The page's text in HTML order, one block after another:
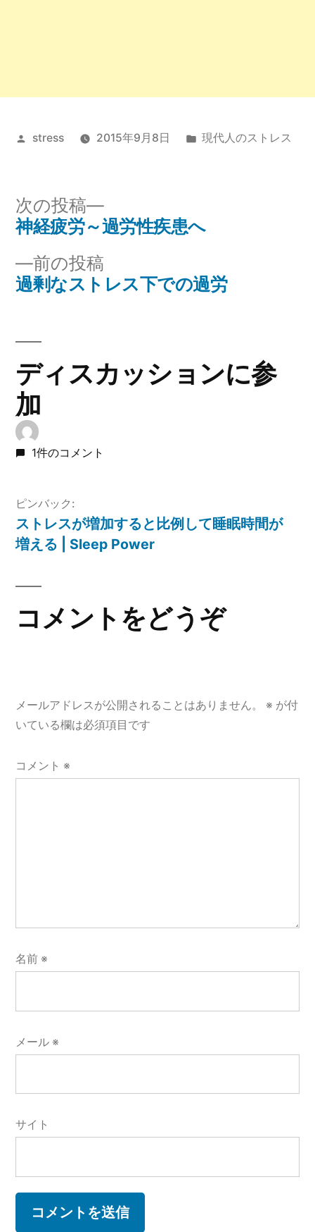
投
stress 2015年9月8日
カ
現代人のストレス
投
稿
ナ
ビ
ゲ
ー
シ
ョ
ン
前の投稿
の
過剰なストレス下での過労
次の投稿
次
の
神経疲労～過労性疾患へ
ディスカッションに参
加
1件のコメント
ピンバック:
ストレスが増加すると比例して睡眠時間が
増える | Sleep Power
コメントをどうぞ
メールアドレスが公開されることはありません。 ※ が付
いている欄は必須項目です
コメント ※
名前 ※
メール ※
サイト